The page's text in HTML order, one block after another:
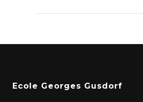
Ecole Georges Gusdorf